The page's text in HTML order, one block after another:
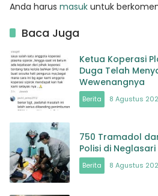
Anda harus masuk untuk
Baca Juga
Ketua Koperasi
Duga Telah
Wewenangnya
Berita 8 Agustus
750 Tramadol
Polisi di Neglasari
Berita 8 Agustus